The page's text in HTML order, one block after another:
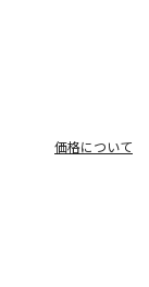
価格について